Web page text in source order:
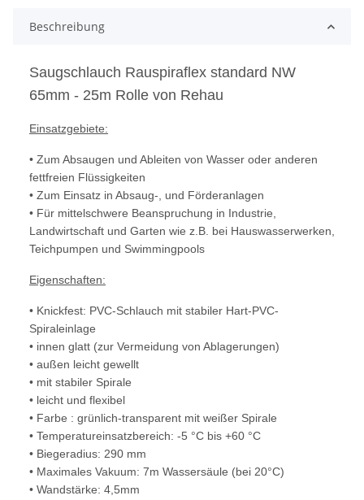
Beschreibung
Saugschlauch Rauspiraflex standard NW
65mm - 25m Rolle von Rehau
Einsatzgebiete:
• Zum Absaugen und Ableiten von Wasser oder anderen
fettfreien Flüssigkeiten
• Zum Einsatz in Absaug-, und Förderanlagen
• Für mittelschwere Beanspruchung in Industrie,
Landwirtschaft und Garten wie z.B. bei Hauswasserwerken,
Teichpumpen und Swimmingpools
Eigenschaften:
• Knickfest: PVC-Schlauch mit stabiler Hart-PVC-
Spiraleinlage
• innen glatt (zur Vermeidung von Ablagerungen)
• außen leicht gewellt
• mit stabiler Spirale
• leicht und flexibel
• Farbe : grünlich-transparent mit weißer Spirale
• Temperatureinsatzbereich: -5 °C bis +60 °C
• Biegeradius: 290 mm
• Maximales Vakuum: 7m Wassersäule (bei 20°C)
• Wandstärke: 4,5mm